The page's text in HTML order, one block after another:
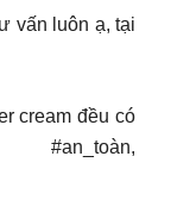
vấn luôn ạ, tại
cream đều có